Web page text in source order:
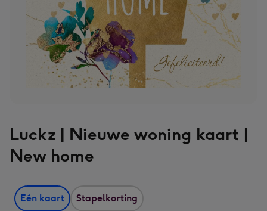
Luckz | Nieuwe woning kaart |
New home
Eén kaart Stapelkorting